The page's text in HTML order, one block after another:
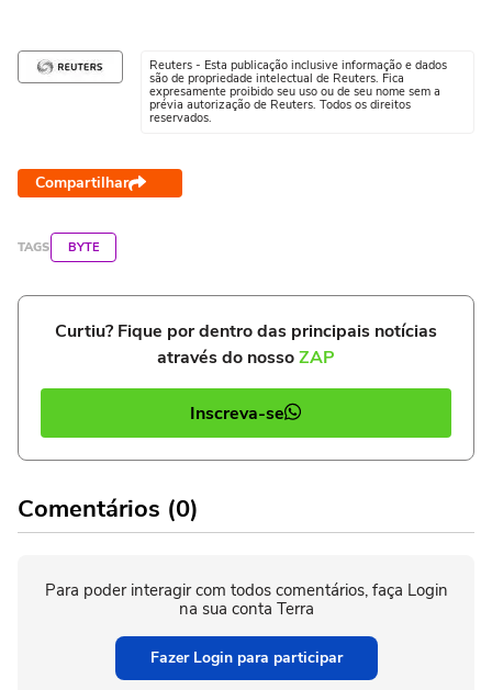
Reuters - Esta publicação inclusive informação e dados
são de propriedade intelectual de Reuters. Fica
expresamente proibido seu uso ou de seu nome sem a
prévia autorização de Reuters. Todos os direitos
reservados.
Compartilhar
TAGS BYTE
Curtiu? Fique por dentro das principais notícias
através do nossoZAP
Inscreva-se
Comentários (0)
Para poder interagir com todos comentários, faça Login
na sua conta Terra
Fazer Login para participar